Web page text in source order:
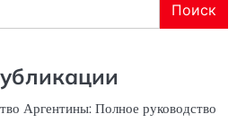
Поиск
Аргентины: Полное руководство